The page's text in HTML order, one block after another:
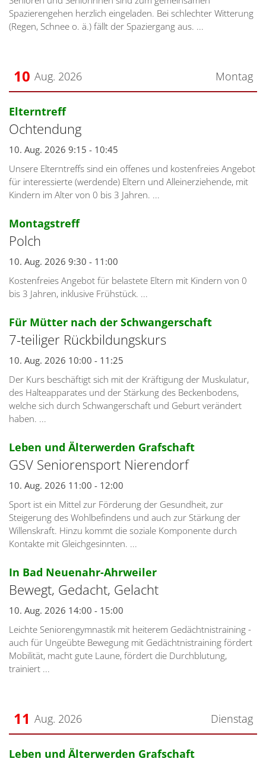
Spazierengehen herzlich eingeladen. Bei schlechter Witterung
(Regen, Schnee o. ä.) fällt der Spaziergang aus. ...
Montag
10 Aug. 2026
Datum: 10. August 2026
Elterntreff:
Ochtendung
10. Aug. 2026 9:15 - 10:45
Unsere Elterntreffs sind ein offenes und kostenfreies Angebot
für interessierte (werdende) Eltern und Alleinerziehende, mit
Kindern im Alter von 0 bis 3 Jahren. ...
Montagstreff:
Polch
10. Aug. 2026 9:30 - 11:00
Kostenfreies Angebot für belastete Eltern mit Kindern von 0
bis 3 Jahren, inklusive Frühstück. ...
Für Mütter nach der Schwangerschaft:
7-teiliger Rückbildungskurs
10. Aug. 2026 10:00 - 11:25
Der Kurs beschäftigt sich mit der Kräftigung der Muskulatur,
des Halteapparates und der Stärkung des Beckenbodens,
welche sich durch Schwangerschaft und Geburt verändert
haben. ...
Leben und Älterwerden Grafschaft:
GSV Seniorensport Nierendorf
10. Aug. 2026 11:00 - 12:00
Sport ist ein Mittel zur Förderung der Gesundheit, zur
Steigerung des Wohlbefindens und auch zur Stärkung der
Willenskraft. Hinzu kommt die soziale Komponente durch
Kontakte mit Gleichgesinnten. ...
In Bad Neuenahr-Ahrweiler:
Bewegt, Gedacht, Gelacht
10. Aug. 2026 14:00 - 15:00
Leichte Seniorengymnastik mit heiterem Gedächtnistraining -
auch für Ungeübte Bewegung mit Gedächtnistraining fördert
Mobilität, macht gute Laune, fördert die Durchblutung,
trainiert ...
Dienstag
11 Aug. 2026
Datum: 11. August 2026
Leben und Älterwerden Grafschaft: